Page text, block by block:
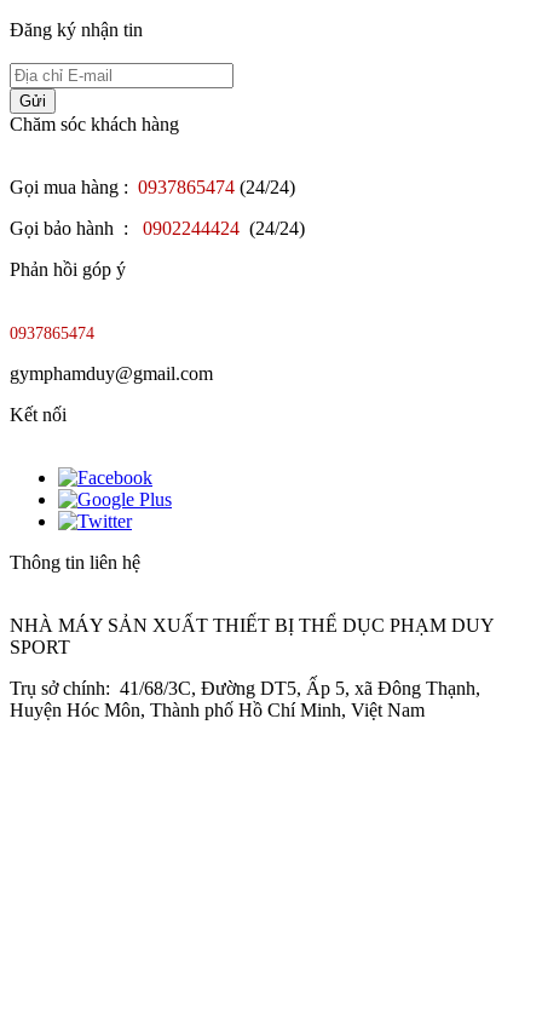
Đăng ký nhận tin
Gửi
Chăm sóc khách hàng
Gọi mua hàng : 0937865474 (24/24)
Gọi bảo hành :
0902244424 (24/24)
Phản hồi góp ý
0937865474
gymphamduy@gmail.com
Kết nối
Thông tin liên hệ
NHÀ MÁY SẢN XUẤT THIẾT BỊ THỂ DỤC PHẠM DUY
SPORT
Trụ sở chính: 41/68/3C, Đường DT5, Ấp 5, xã Đông Thạnh,
Huyện Hóc Môn, Thành phố Hồ Chí Minh, Việt Nam